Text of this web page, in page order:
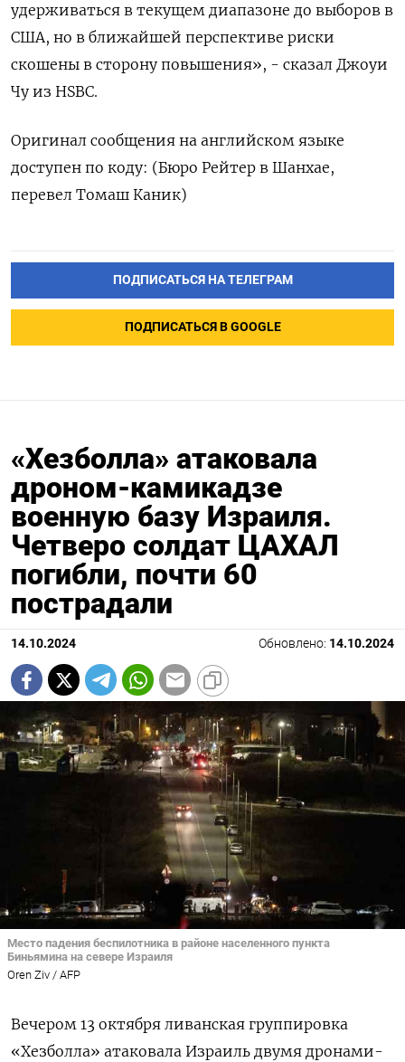
удерживаться в текущем диапазоне до выборов в
США, но в ближайшей перспективе риски
скошены в сторону повышения», - сказал Джоуи
Чу из HSBC.
Оригинал сообщения на английском языке
доступен по коду: (Бюро Рейтер в Шанхае,
перевел Томаш Каник)
ПОДПИСАТЬСЯ НА ТЕЛЕГРАМ
ПОДПИСАТЬСЯ В GOOGLE
«Хезболла» атаковала
дроном-камикадзе
военную базу Израиля.
Четверо солдат ЦАХАЛ
погибли, почти 60
пострадали
14.10.2024 Обновлено: 14.10.2024
Место падения беспилотника в районе населенного пункта
Биньямина на севере Израиля
Oren Ziv / AFP
Вечером 13 октября ливанская группировка
«Хезболла» атаковала Израиль двумя дронами-